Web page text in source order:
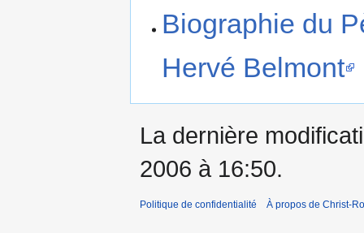
Biographie du
Hervé Belmont
La dernière
2006 à 16:50.
Politique de confidentialité À propos de Christ-